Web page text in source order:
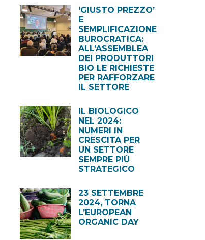
‘GIUSTO PREZZO’
E
SEMPLIFICAZIONE
BUROCRATICA:
ALL’ASSEMBLEA
DEI PRODUTTORI
BIO LE RICHIESTE
PER RAFFORZARE
IL SETTORE
IL BIOLOGICO
NEL 2024:
NUMERI IN
CRESCITA PER
UN SETTORE
SEMPRE PIÙ
STRATEGICO
23 SETTEMBRE
2024, TORNA
L’EUROPEAN
ORGANIC DAY